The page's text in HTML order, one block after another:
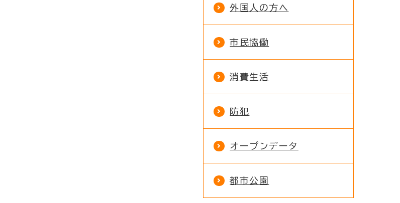
外国人の方へ
市民協働
消費生活
防犯
オープンデータ
都市公園